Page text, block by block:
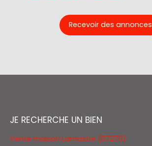
Recevoir des annonces
JE RECHERCHE UN BIEN
Vente maison Lamastre (07270)